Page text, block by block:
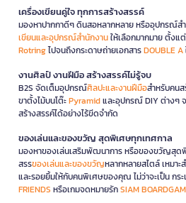
เครื่องเขียนคู่ใจ ทุกการสร้างสรรค์
มองหาปากกาดีๆ ดินสอหลากหลาย หรืออุปกรณ์ส
เขียนและอุปกรณ์สำนักงานให้เลือกมากมาย ตั้งแ
Rotringไปจนถึงกระดาษถ่ายเอกสารDOUBLE A
งานศิลป์ งานฝีมือ สร้างสรรค์ไม่รู้จบ
B2S จัดเต็มอุปกรณ์ศิลปะและงานฝีมือสำหรับคน
ขาตั้งไม้บนโต๊ะPyramidและอุปกรณ์ DIY ต่างๆ
สร้างสรรค์ได้อย่างไร้ขีดจำกัด
ของเล่นและของขวัญ สุดพิเศษทุกเทศกาล
มองหาของเล่นเสริมพัฒนาการ หรือของขวัญสุดพิ
สรรของเล่นและของขวัญหลากหลายสไตล์ เหมา
และรอยยิ้มให้กับคนพิเศษของคุณ ไม่ว่าจะเป็น กร
FRIENDS หรือเกมจดหมายรักSIAM